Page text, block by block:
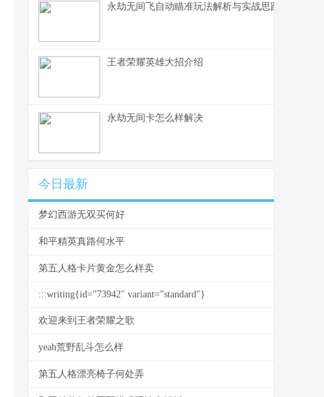
永劫无间飞自动瞄准玩法解析与实战思路
王者荣耀英雄大招介绍
永劫无间卡怎么样解决
今日最新
梦幻西游无双买何好
和平精英真路何水平
第五人格卡片黄金怎么样卖
:::writing{id="73942" variant="standard"}
欢迎来到王者荣耀之歌
yeah荒野乱斗怎么样
第五人格漂亮椅子何处弄